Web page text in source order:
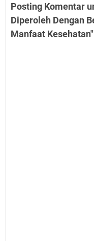
Posting Komentar
Diperoleh Dengan
Manfaat Kesehatan"